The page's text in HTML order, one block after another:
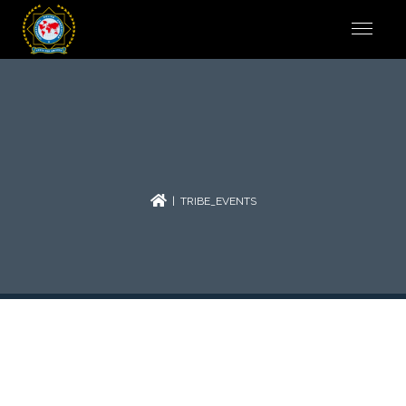
| TRIBE_EVENTS